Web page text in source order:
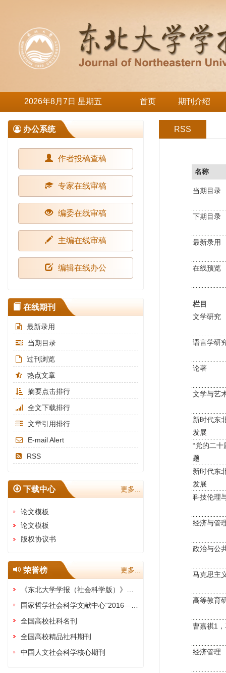
2026年8月7日 星期五 首页 期刊介绍
RSS
名称
当期目录
下期目录
最新录用
在线预览
栏目
文学研究
语言学研
论著
文学与艺
新时代东
发展
“党的二十
题
新时代东
发展
科技伦理
经济与管
政治与公
马克思主
高等教育
曹嘉祺1
经济管理
办公系统
作者投稿查稿
专家在线审稿
编委在线审稿
主编在线审稿
编辑在线办公
在线期刊
最新录用
当期目录
过刊浏览
热点文章
摘要点击排行
全文下载排行
文章引用排行
E-mail Alert
RSS
下载中心 更多...
论文模板
论文模板
版权协议书
荣誉榜 更多...
全国高校社科名刊
全国高校精品社科期刊
中国人文社会科学核心期刊